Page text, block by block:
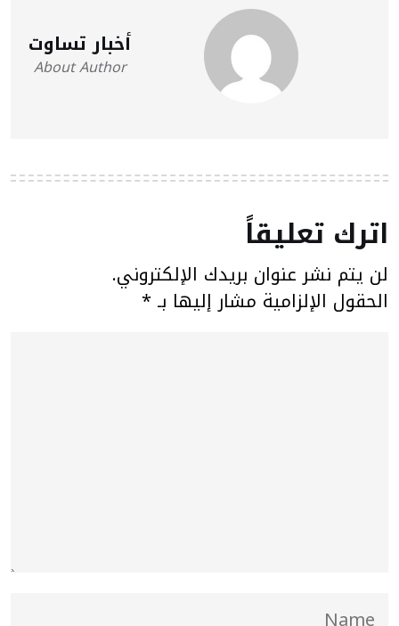
أخبار تساوت
About Author
اترك تعليقاً
لن يتم نشر عنوان بريدك الإلكتروني.
الحقول الإلزامية مشار إليها بـ *